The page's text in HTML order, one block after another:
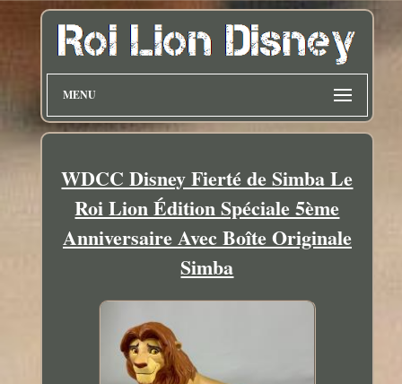
MENU
WDCC Disney Fierté de Simba Le
Roi Lion Édition Spéciale 5ème
Anniversaire Avec Boîte Originale
Simba